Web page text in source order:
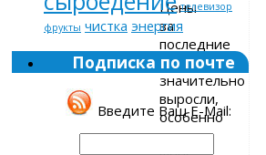
Цены
за
последние
годы
значительно
выросли,
особенно
на
телевизор
фрукты чистка энергия
Подписка по почте
Введите Ваш E-Mail: